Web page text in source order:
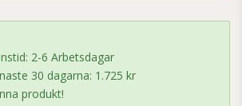
2-6 Arbetsdagar
30 dagarna: 1.725 kr
produkt!